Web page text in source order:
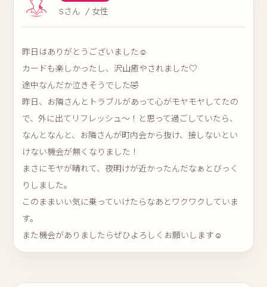
Sさん / 女性
昨日はありがとうございました☺️
カードも楽しかったし、沢山癒やされました♡
途中なんだか泣きそうでした🤣
昨日、お隣さんとトラブルがあって心がモヤモヤしてたの
で、外に出てリフレッシュ〜！と思って過ごしていたら、
なんとなんと、お隣さんが町内会から抜け、接しないとい
けない機会が無くなりました！
まさにモヤが晴れて、夜明けが近かったんだなぁとびっく
りしました。
このままいい気に乗っていけたらなあとワクワクしていま
す。
また機会がありましたらぜひよろしくお願いします☺️